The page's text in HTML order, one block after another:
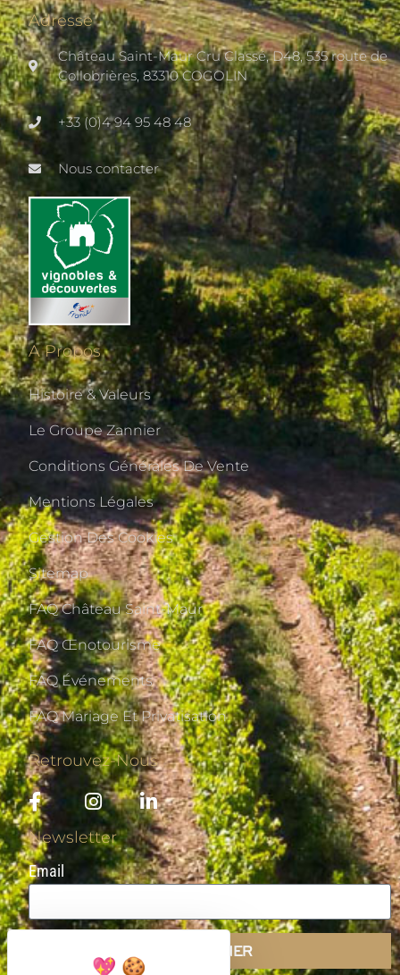
Adresse
Château Saint-Maur Cru Classé, D48, 535 route de
Collobrières, 83310 COGOLIN
+33 (0)4 94 95 48 48
Nous contacter
A Propos
Histoire & Valeurs
Le Groupe Zannier
Conditions Générales De Vente
Mentions Légales
Gestion Des Cookies
Sitemap
FAQ Château Saint-Maur
FAQ Œnotourisme
FAQ Événements
FAQ Mariage Et Privatisation
Retrouvez-Nous
Newsletter
Email
S'ABONNER